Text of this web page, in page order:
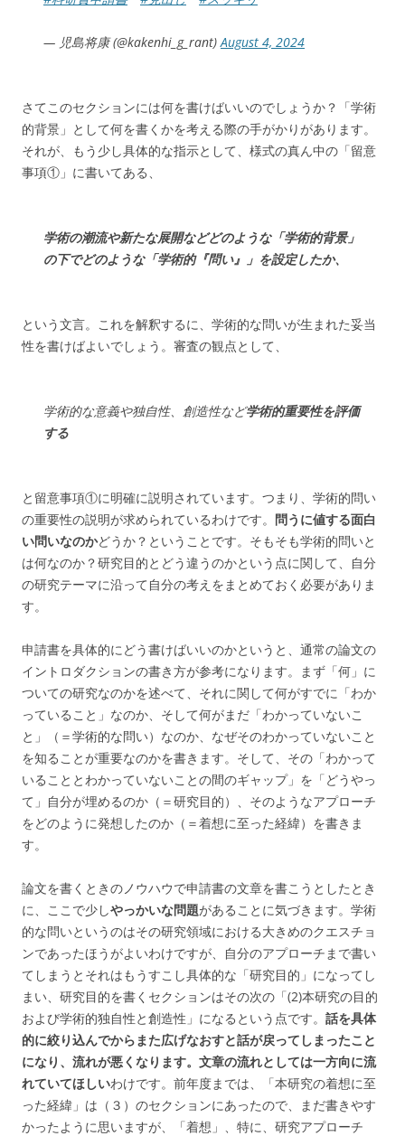
— 児島将康 (@kakenhi_g_rant)August 4, 2024
さてこのセクションには何を書けばいいのでしょうか？「学術
的背景」として何を書くかを考える際の手がかりがあります。
それが、もう少し具体的な指示として、様式の真ん中の「留意
事項①」に書いてある、
学術の潮流や新たな展開などどのような「学術的背景」
の下でどのような「学術的『問い』」を設定したか、
という文言。これを解釈するに、学術的な問いが生まれた妥当
性を書けばよいでしょう。審査の観点として、
学術的な意義や独自性、創造性など学術的重要性を評価
する
と留意事項①に明確に説明されています。つまり、学術的問い
の重要性の説明が求められているわけです。 問うに値する面白
い問いなのかどうか？ということです。そもそも学術的問いと
は何なのか？研究目的とどう違うのかという点に関して、自分
の研究テーマに沿って自分の考えをまとめておく必要がありま
す。
申請書を具体的にどう書けばいいのかというと、通常の論文の
イントロダクションの書き方が参考になります。まず「何」に
ついての研究なのかを述べて、それに関して何がすでに「わか
っていること」なのか、そして何がまだ「わかっていないこ
と」（＝学術的な問い）なのか、なぜそのわかっていないこと
を知ることが重要なのかを書きます。そして、その「わかって
いることとわかっていないことの間のギャップ」を「どうやっ
て」自分が埋めるのか（＝研究目的）、そのようなアプローチ
をどのように発想したのか（＝着想に至った経緯）を書きま
す。
論文を書くときのノウハウで申請書の文章を書こうとしたとき
に、ここで少しやっかいな問題があることに気づきます。学術
的な問いというのはその研究領域における大きめのクエスチョ
ンであったほうがよいわけですが、自分のアプローチまで書い
てしまうとそれはもうすこし具体的な「研究目的」になってし
まい、研究目的を書くセクションはその次の「(2)本研究の目的
および学術的独自性と創造性」になるという点です。 話を具体
的に絞り込んでからまた広げなおすと話が戻ってしまったこと
になり、流れが悪くなります。文章の流れとしては一方向に流
れていてほしいわけです。前年度までは、「本研究の着想に至
った経緯」は（３）のセクションにあったので、まだ書きやす
かったように思いますが、「着想」、特に、研究アプローチ